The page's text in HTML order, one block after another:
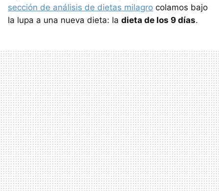
sección de análisis de dietas milagro colamos bajo
la lupa a una nueva dieta: la dieta de los 9 días.